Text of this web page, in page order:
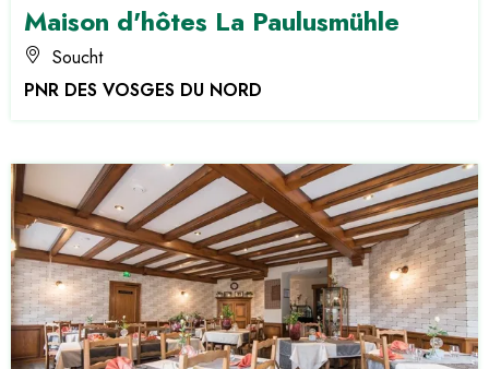
Maison d'hôtes La Paulusmühle
Soucht
PNR DES VOSGES DU NORD